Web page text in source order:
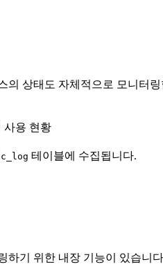
의 상태도 자체적으로 모니터
사용 현황
테이블에 수집됩니다.
하기 위한 내장 기능이 있습니